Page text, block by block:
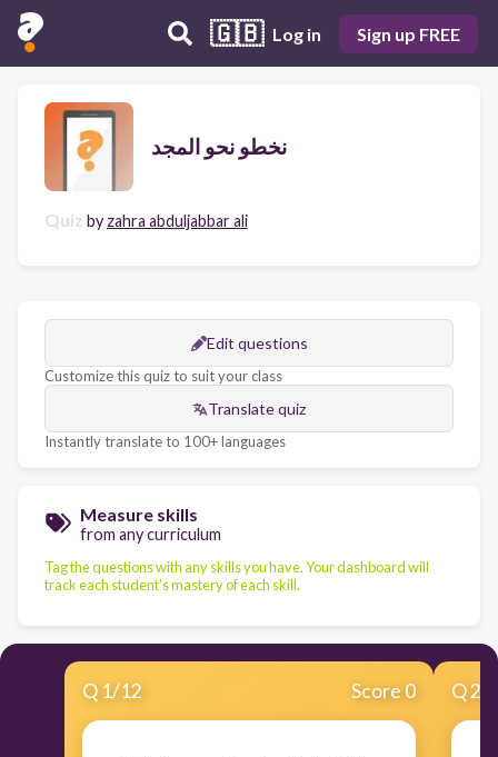
🇬🇧 Log in Sign up FREE
نخطو نحو المجد
Quiz by zahra abduljabbar ali
Edit questions
Customize this quiz to suit your class
Translate quiz
Instantly translate to 100+ languages
Measure skills
from any curriculum
Tag the questions with any skills you have. Your dashboard will
track each student's mastery of each skill.
Q 1/12 Score 0 Q2